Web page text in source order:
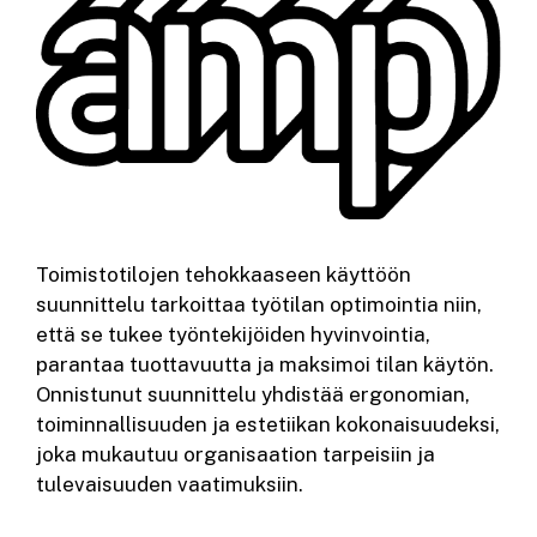
Toimistotilojen tehokkaaseen käyttöön
suunnittelu tarkoittaa työtilan optimointia niin,
että se tukee työntekijöiden hyvinvointia,
parantaa tuottavuutta ja maksimoi tilan käytön.
Onnistunut suunnittelu yhdistää ergonomian,
toiminnallisuuden ja estetiikan kokonaisuudeksi,
joka mukautuu organisaation tarpeisiin ja
tulevaisuuden vaatimuksiin.